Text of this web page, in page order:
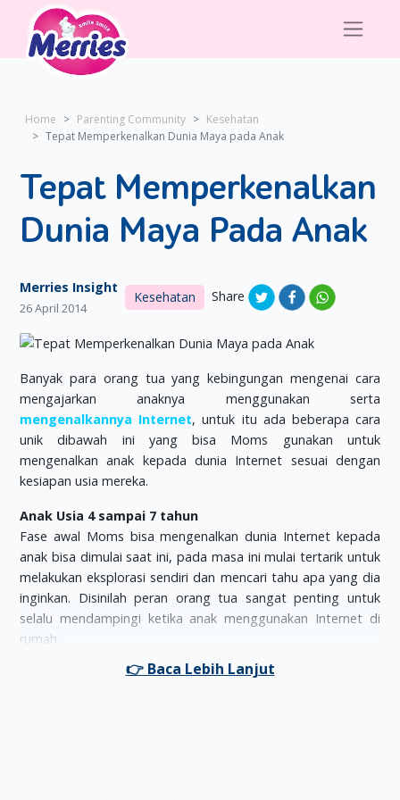
Home Parenting Community
Kesehatan
Tepat Memperkenalkan Dunia Maya pada Anak
Tepat Memperkenalkan
Dunia Maya Pada Anak
Merries Insight
26 April 2014
Kesehatan Share
Banyak para orang tua yang kebingungan mengenai cara
mengajarkan anaknya menggunakan serta
mengenalkannya Internet, untuk itu ada beberapa cara
unik dibawah ini yang bisa Moms gunakan untuk
mengenalkan anak kepada dunia Internet sesuai dengan
kesiapan usia mereka.
Anak Usia 4 sampai 7 tahun
Fase awal Moms bisa mengenalkan dunia Internet kepada
anak bisa dimulai saat ini, pada masa ini mulai tertarik untuk
melakukan eksplorasi sendiri dan mencari tahu apa yang dia
inginkan. Disinilah peran orang tua sangat penting untuk
selalu mendampingi ketika anak menggunakan Internet di
rumah.
Orang tua juga harus mempertimbangkan untuk